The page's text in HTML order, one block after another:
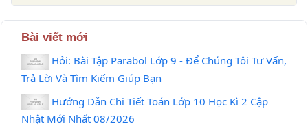
Bài viết mới
Hỏi: Bài Tập Parabol Lớp 9 - Để Chúng Tôi Tư Vấn,
Trả Lời Và Tìm Kiếm Giúp Bạn
Hướng Dẫn Chi Tiết Toán Lớp 10 Học Kì 2 Cập
Nhật Mới Nhất 08/2026